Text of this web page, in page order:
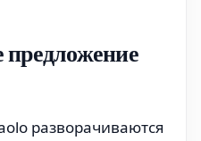
разворачиваются